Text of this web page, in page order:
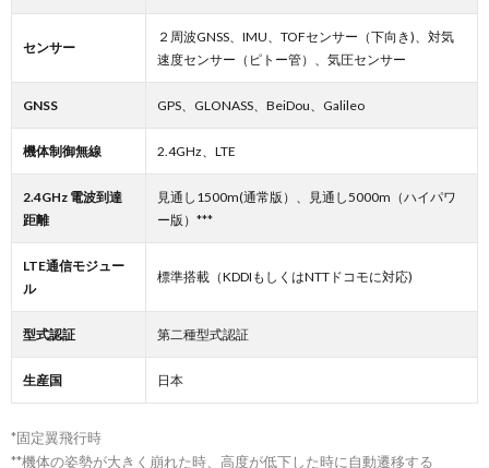
センサー
２周波GNSS、IMU、TOFセンサー（下向き)、対気
速度センサー（ピトー管）、気圧センサー
GNSS GPS、GLONASS、BeiDou、Galileo
機体制御無線 2.4GHz、LTE
2.4GHz 電波到達
距離
見通し1500m(通常版）、見通し5000m（ハイパワ
ー版）***
LTE通信モジュー
ル
標準搭載（KDDIもしくはNTTドコモに対応)
型式認証 第二種型式認証
生産国 日本
*固定翼飛行時
**機体の姿勢が大きく崩れた時、高度が低下した時に自動遷移する